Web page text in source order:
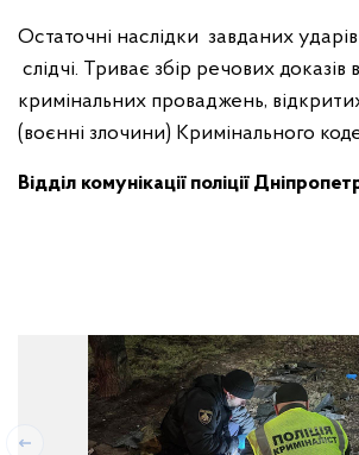
Остаточні наслідки завданих
слідчі. Триває збір речових доказів
кримінальних проваджень,
(воєнні злочини) Кримінального
Відділ комунікації поліції